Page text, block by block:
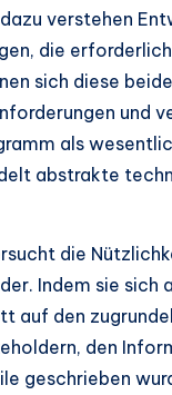
verstehen
die
sich diese
und
als
abstrakte
die
Indem sie
auf den
den
geschrieben